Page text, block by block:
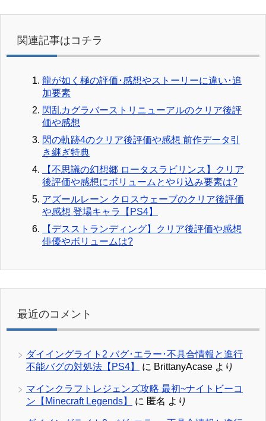
関連記事はコチラ
龍が如く極の評価･感想やストーリーに違い･追
加要素
閃乱カグラバーストリニューアルのクリア後評
価や感想
閃の軌跡4のクリア後評価や感想 前作データ引
き継ぎ特典
【不思議の幻想郷 ロータスラビリンス】クリア
後評価や感想にボリュームとやり込み要素は?
アズールレーン クロスウェーブのクリア後評価
や感想 登場キャラ【PS4】
【デスストランディング】クリア後評価や感想
俳優やボリュームは?
最近のコメント
ダイイングライト2 バグ･エラー･不具合情報と進行
不能バグの対処法【PS4】
に BrittanyAcase より
マインクラフトレジェンズ攻略 最初~ナイトビーコ
ン【Minecraft Legends】
に 匿名 より